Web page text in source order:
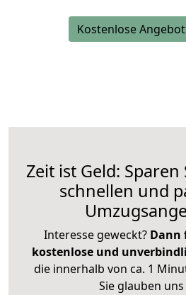
Kostenlose
Zeit ist Geld:
schnellen und
Interesse geweckt? Dann
kostenlose und
die innerhalb von ca. 1
Sie glauben